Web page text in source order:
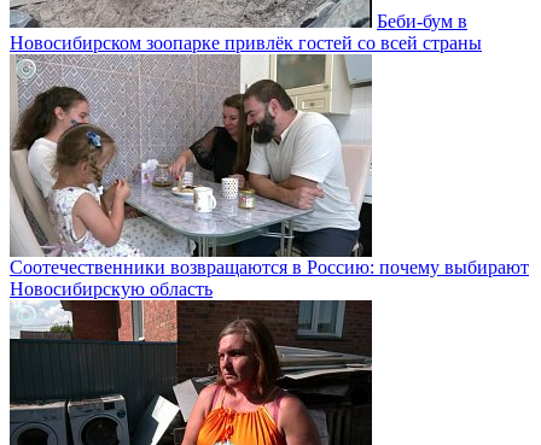
Беби-бум в
Новосибирском зоопарке привлёк гостей со всей страны
Соотечественники возвращаются в Россию: почему выбирают
Новосибирскую область